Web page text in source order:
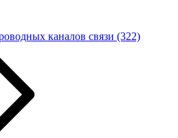
каналов связи (322)